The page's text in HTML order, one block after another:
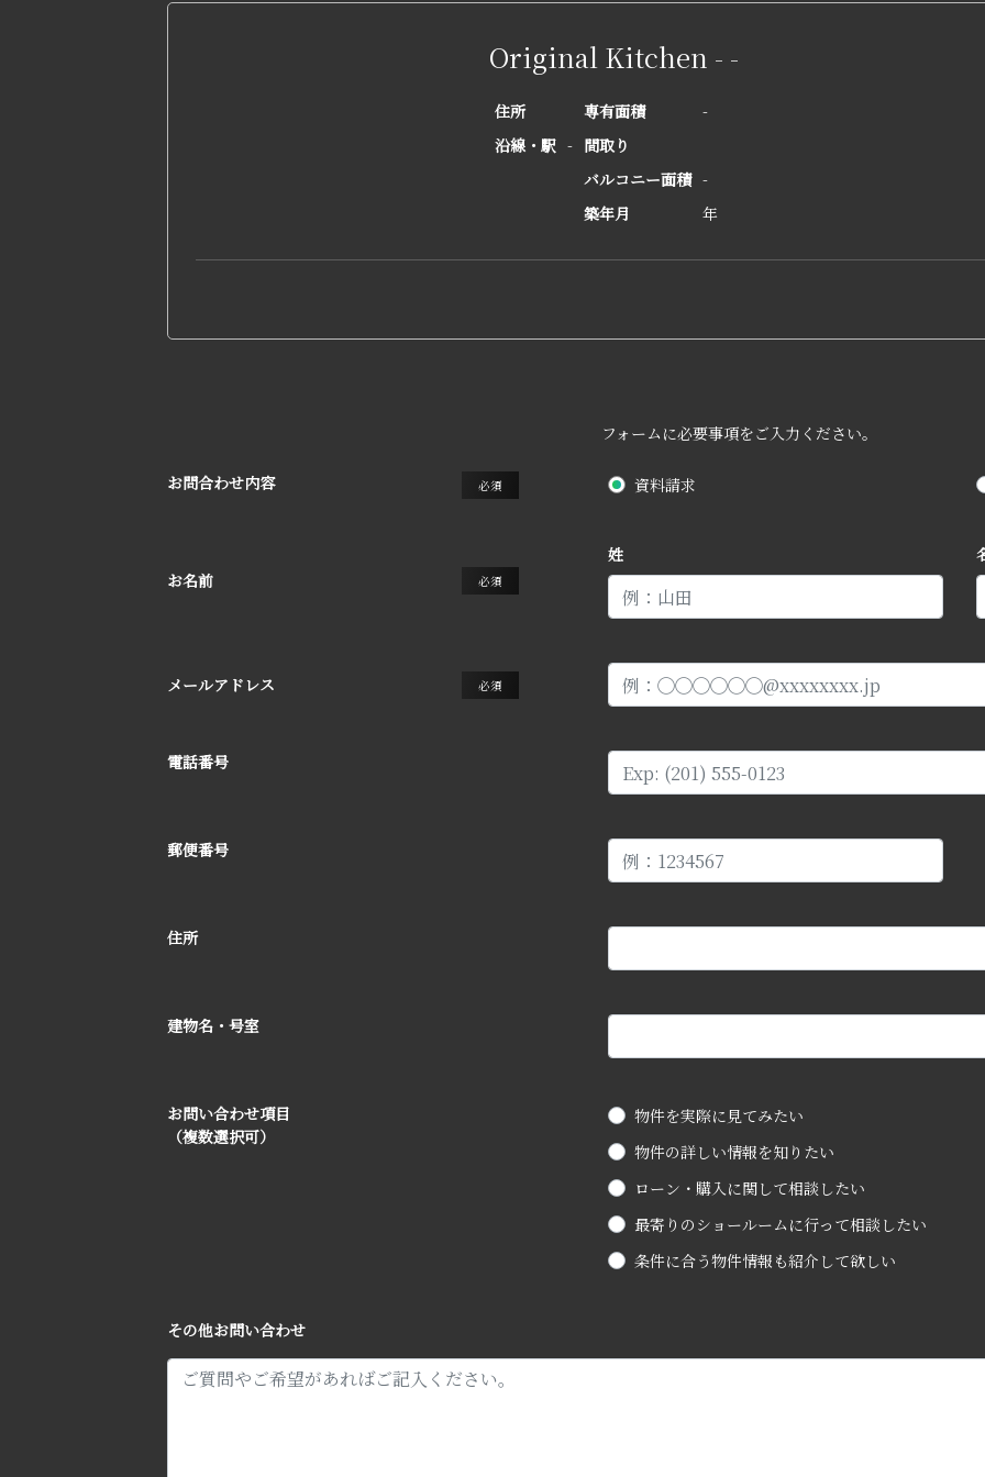
Original Kitchen - -
住所 専有面積
-
沿線・駅 - 間取り
バルコニー面積 -
築年月
年
フォームに必要事項をご入力ください。
お問合わせ内容 必須 資料請求
お名前 必須
姓
メールアドレス 必須
電話番号
郵便番号
住所
建物名・号室
お問い合わせ項目
（複数選択可）
物件を実際に見てみたい
物件の詳しい情報を知りたい
ローン・購入に関して相談したい
最寄りのショールームに行って相談したい
条件に合う物件情報も紹介して欲しい
その他お問い合わせ